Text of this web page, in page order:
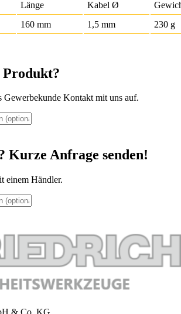
Länge Kabel Ø
160 mm 1,5 mm 230 g
Produkt?
Gewerbekunde Kontakt mit uns auf.
Kurze Anfrage senden!
einem Händler.